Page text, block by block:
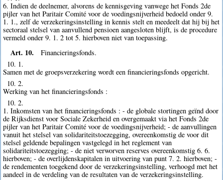
6. Indien de deelnemer, alvorens de kennisgeving vanwege het Fonds 2de
pijler van het Paritair Comité voor de voedingsnijverheid bedoeld onder 9.
1. 1., zelf de verzekeringsinstelling in kennis stelt en meedeelt dat hij bij het
sectoraal stelsel van aanvullend pensioen aangesloten blijft, is de procedure
vermeld onder 9. 1. 2 tot 5. hierboven niet van toepassing.
Art. 10.
Financieringsfonds.
10. 1.
Samen met de groepsverzekering wordt een financieringsfonds opgericht.
10. 2.
Werking van het financieringsfonds :
10. 2.
1. Inkomsten van het financieringsfonds : - de globale stortingen geïnd door
de Rijksdienst voor Sociale Zekerheid en overgemaakt via het Fonds 2de
pijler van het Paritair Comité voor de voedingsnijverheid; - de aanvullingen
vanuit het stelsel van solidariteitstoezegging, overeenkomstig de voor dit
stelsel geldende bepalingen vastgelegd in het reglement van
solidariteitstoezegging; - de niet verworven reserves overeenkomstig 6. 6.
hierboven; - de overlijdenskapitalen in uitvoering van punt 7. 2. hierboven; -
de rendementen toegekend door de verzekeringsinstelling, verhoogd met het
aandeel in de verdeling van de resultaten van de verzekeringsinstelling.